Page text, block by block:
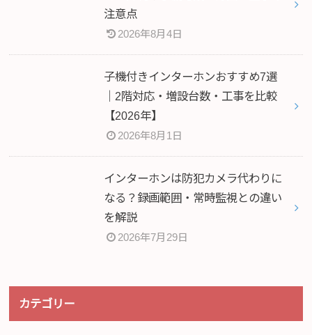
注意点
2026年8月4日
子機付きインターホンおすすめ7選
｜2階対応・増設台数・工事を比較
【2026年】
2026年8月1日
インターホンは防犯カメラ代わりに
なる？録画範囲・常時監視との違い
を解説
2026年7月29日
カテゴリー